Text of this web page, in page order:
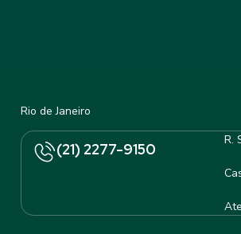
Rio de Janeiro
(21) 2277-9150
R.